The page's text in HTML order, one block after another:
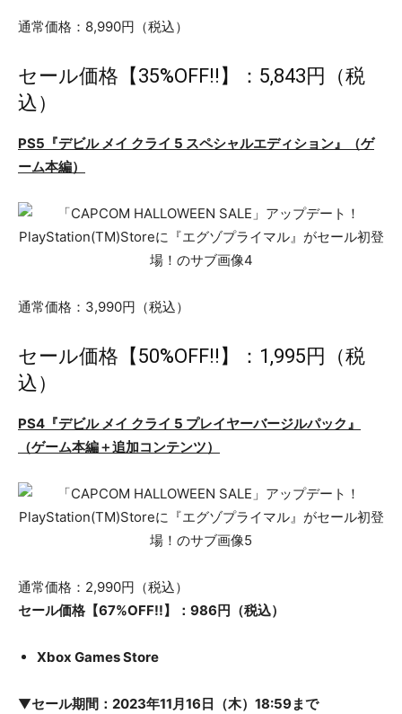
通常価格：8,990円（税込）
セール価格【35%OFF!!】：5,843円（税
込）
PS5『デビル メイ クライ 5 スペシャルエディション』（ゲ
ーム本編）
通常価格：3,990円（税込）
セール価格【50%OFF!!】：1,995円（税
込）
PS4『デビル メイ クライ 5 プレイヤーバージルパック』
（ゲーム本編＋追加コンテンツ）
通常価格：2,990円（税込）
セール価格【67%OFF!!】：986円（税込）
Xbox Games Store
▼セール期間：2023年11月16日（木）18:59まで